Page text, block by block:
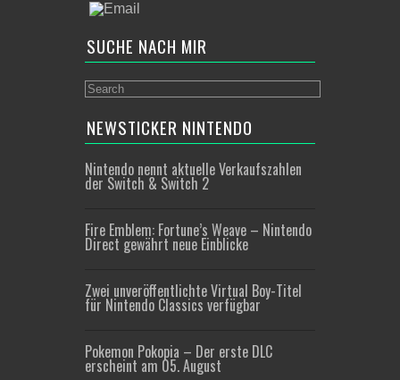
SUCHE NACH MIR
NEWSTICKER NINTENDO
Nintendo nennt aktuelle Verkaufszahlen
der Switch & Switch 2
Fire Emblem: Fortune’s Weave – Nintendo
Direct gewährt neue Einblicke
Zwei unveröffentlichte Virtual Boy-Titel
für Nintendo Classics verfügbar
Pokemon Pokopia – Der erste DLC
erscheint am 05. August